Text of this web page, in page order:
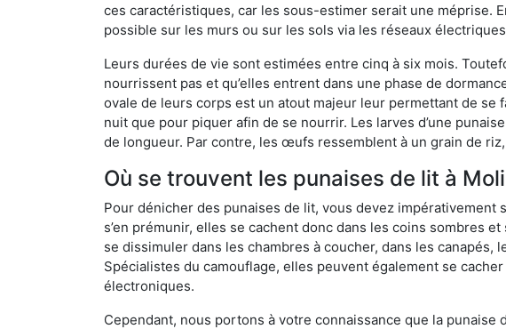
ces caractéristiques, car les sous-estimer serait une méprise.
possible sur les murs ou sur les sols via les réseaux
Leurs durées de vie sont estimées entre cinq à six mois.
nourrissent pas et qu’elles entrent dans une phase de
ovale de leurs corps est un atout majeur leur permettant de
nuit que pour piquer afin de se nourrir. Les larves d’une
de longueur. Par contre, les œufs ressemblent à un grain de
Où se trouvent les punaises de lit à
Pour dénicher des punaises de lit, vous devez impérativement
s’en prémunir, elles se cachent donc dans les coins sombres
se dissimuler dans les chambres à coucher, dans les
Spécialistes du camouflage, elles peuvent également se
électroniques.
Cependant, nous portons à votre connaissance que la